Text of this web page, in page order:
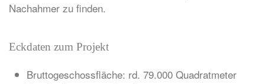
Nachahmer zu finden.
Eckdaten zum Projekt
Bruttogeschossfläche: rd. 79.000 Quadratmeter